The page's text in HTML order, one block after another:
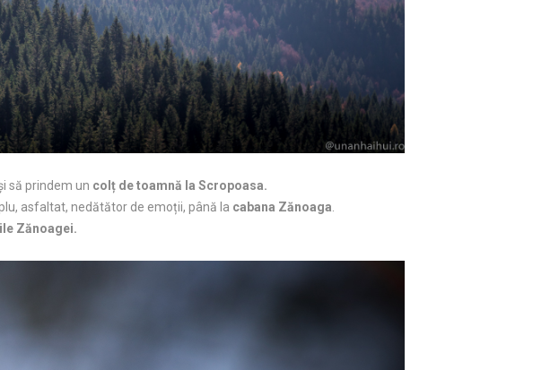
să prindem un colț de toamnă la Scropoasa.
asfaltat, nedătător de emoții, până la cabana Zănoaga
Zănoagei.